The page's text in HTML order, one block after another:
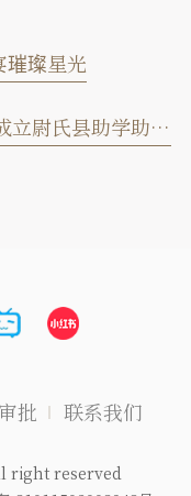
璀璨星光
氏县助学助教基金
批 联系我们
right reserved